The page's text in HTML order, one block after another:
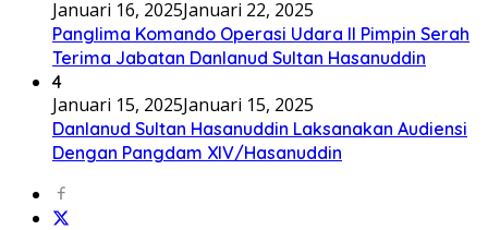
Januari 16, 2025Januari 22, 2025
Panglima Komando Operasi Udara II Pimpin Serah
Terima Jabatan Danlanud Sultan Hasanuddin
4
Januari 15, 2025Januari 15, 2025
Danlanud Sultan Hasanuddin Laksanakan Audiensi
Dengan Pangdam XIV/Hasanuddin